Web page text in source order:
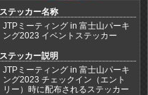
ステッカー名称
JTPミーティング in 富士山パーキ
ング2023 イベントステッカー
ステッカー説明
JTPミーティング in 富士山パーキ
ング2023 チェックイン（エント
リー）時に配布されるステッカー